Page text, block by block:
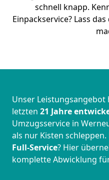
schnell knapp.
Einpackservice? Lass
Unser Leistungsangebot
letzten 21 Jahre
Umzugsservice in
als nur Kisten
Full-Service? Hier
komplette Abwicklung